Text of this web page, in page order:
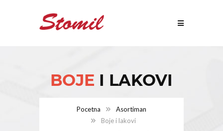
BOJE I LAKOVI
Pocetna
Asortiman
Boje i lakovi